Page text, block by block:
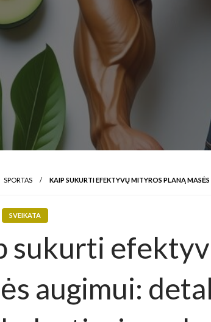
SPORTAS KAIP SUKURTI EFEKTYVŲ MITYROS PLANĄ
SVEIKATA
sukurti
augimui: